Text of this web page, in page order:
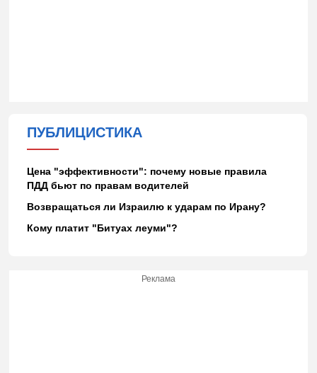
ПУБЛИЦИСТИКА
Цена "эффективности": почему новые правила
ПДД бьют по правам водителей
Возвращаться ли Израилю к ударам по Ирану?
Кому платит "Битуах леуми"?
Реклама